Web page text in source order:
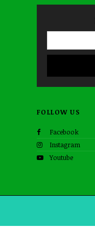
FOLLOW US
Facebook
Instagram
Youtube